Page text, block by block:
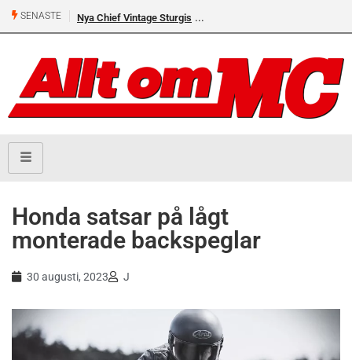
SENASTE Nya Chief Vintage Sturgis
Honda satsar på lågt
monterade backspeglar
30 augusti, 2023 J